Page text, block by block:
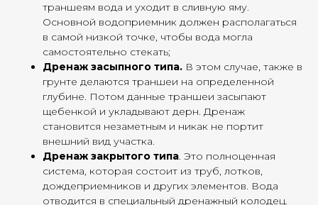
траншеям вода и уходит в сливную яму.
Основной водоприемник должен располагаться
в самой низкой точке, чтобы вода могла
самостоятельно стекать;
Дренаж засыпного типа. В этом случае, также в
грунте делаются траншеи на определенной
глубине. Потом данные траншеи засыпают
щебенкой и укладывают дерн. Дренаж
становится незаметным и никак не портит
внешний вид участка.
Дренаж закрытого типа. Это полноценная
система, которая состоит из труб, лотков,
дождеприемников и других элементов. Вода
отводится в специальный дренажный колодец.